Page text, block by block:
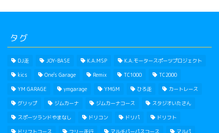
タグ
DJ走 JOY-BASE K.A.MSP K.A.モータースポーツプロジェクト
kics One's Garage Remix TC1000 TC2000
YM GARAGE ymgarage YMGM ひろ走 カートレース
グリップ ジムカーナ ジムカーナコース スタジオいたさん
スポーツランドやまなし ドリコン ドリパ ドリフト
ドリフトコース フリー走行 マルチパーパスコース マルパ